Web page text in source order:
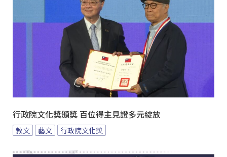
行政院文化獎頒獎 百位得主見證多元綻放
教文 藝文 行政院文化獎